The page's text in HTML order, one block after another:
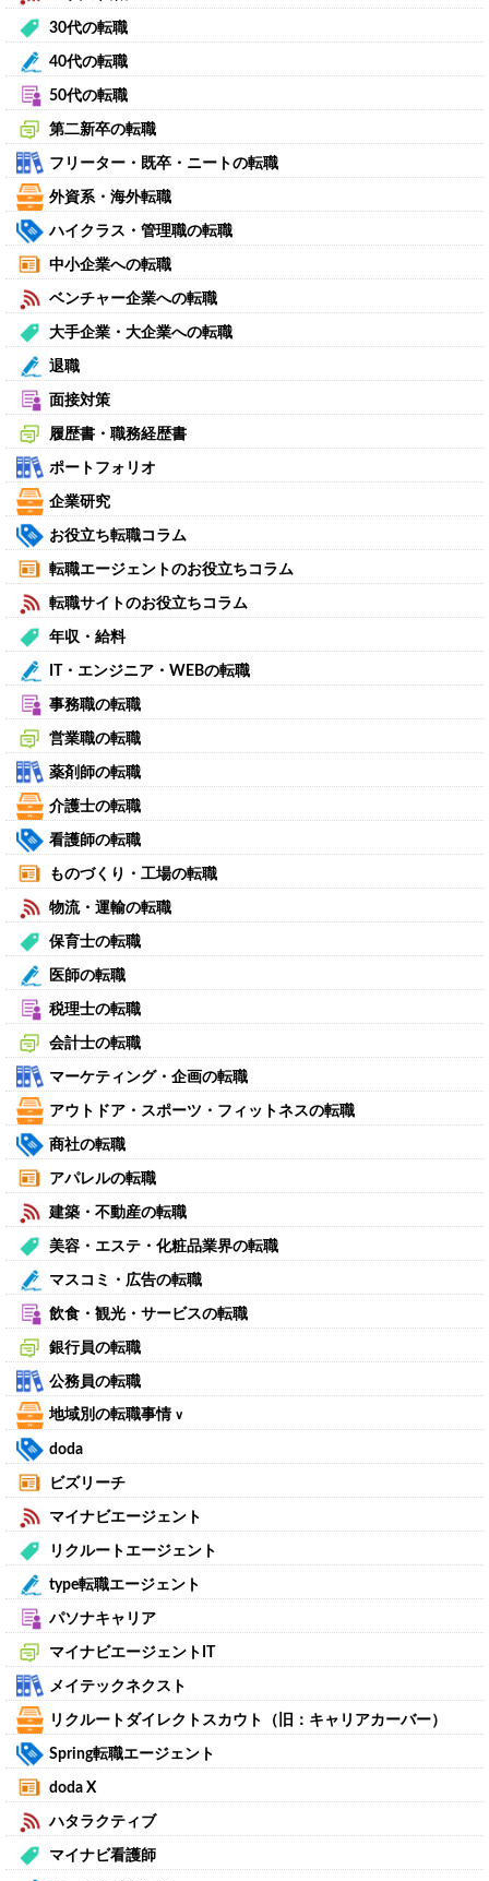
30代の転職
40代の転職
50代の転職
第二新卒の転職
フリーター・既卒・ニートの転職
外資系・海外転職
ハイクラス・管理職の転職
中小企業への転職
ベンチャー企業への転職
大手企業・大企業への転職
退職
面接対策
履歴書・職務経歴書
ポートフォリオ
企業研究
お役立ち転職コラム
転職エージェントのお役立ちコラム
転職サイトのお役立ちコラム
年収・給料
IT・エンジニア・WEBの転職
事務職の転職
営業職の転職
薬剤師の転職
介護士の転職
看護師の転職
ものづくり・工場の転職
物流・運輸の転職
保育士の転職
医師の転職
税理士の転職
会計士の転職
マーケティング・企画の転職
アウトドア・スポーツ・フィットネスの転職
商社の転職
アパレルの転職
建築・不動産の転職
美容・エステ・化粧品業界の転職
マスコミ・広告の転職
飲食・観光・サービスの転職
銀行員の転職
公務員の転職
地域別の転職事情 ∨
doda
ビズリーチ
マイナビエージェント
リクルートエージェント
type転職エージェント
パソナキャリア
マイナビエージェントIT
メイテックネクスト
リクルートダイレクトスカウト（旧：キャリアカーバー）
Spring転職エージェント
doda X
ハタラクティブ
マイナビ看護師